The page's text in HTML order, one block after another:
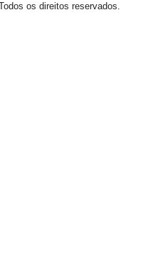
os direitos reservados.